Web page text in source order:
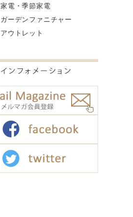
家電・季節家電
ガーデンファニチャー
アウトレット